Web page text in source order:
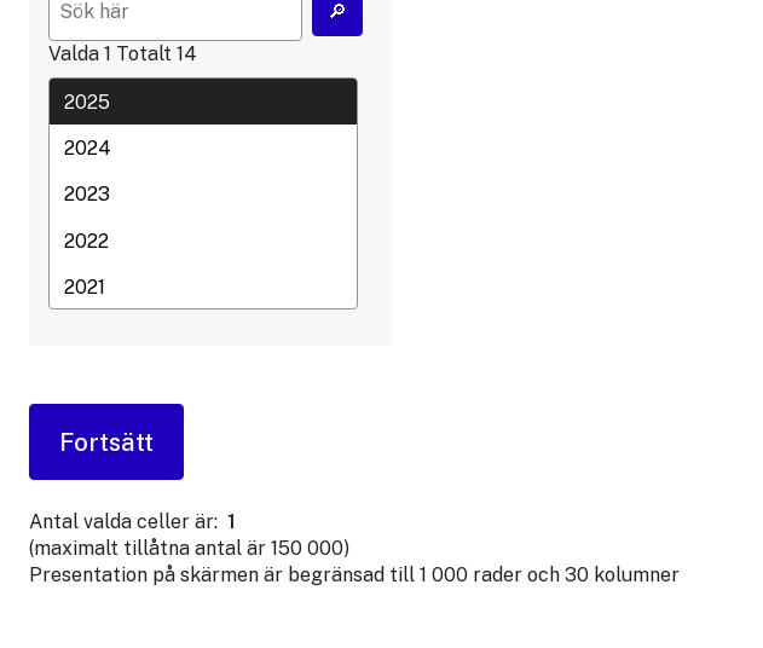
Valda 1 Totalt 14
Antal valda celler är: 1
(maximalt tillåtna antal är 150 000)
Presentation på skärmen är begränsad till 1 000 rader och 30 kolumner